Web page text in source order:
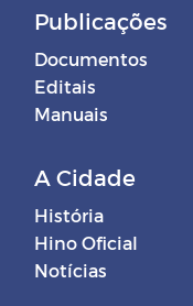
Publicações
Documentos
Editais
Manuais
A Cidade
História
Hino Oficial
Notícias